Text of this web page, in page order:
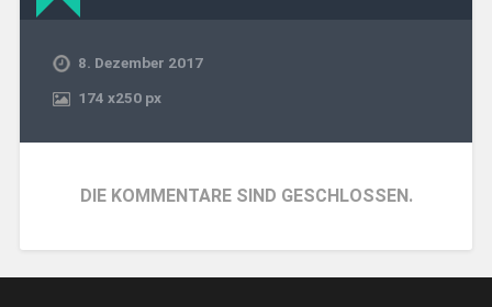
8. Dezember 2017
174 x250 px
DIE KOMMENTARE SIND GESCHLOSSEN.